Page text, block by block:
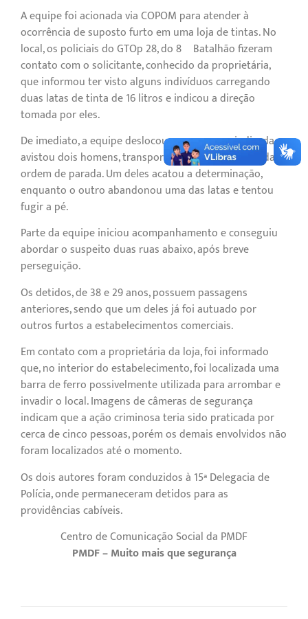
A equipe foi acionada via COPOM para atender à
ocorrência de suposto furto em uma loja de tintas. No
local, os policiais do GTOp 28, do 8º Batalhão fizeram
contato com o solicitante, conhecido da proprietária,
que informou ter visto alguns indivíduos carregando
duas latas de tinta de 16 litros e indicou a direção
tomada por eles.
De imediato, a equipe deslocou-se para a rua indicada e
avistou dois homens, transportando as latas. Foi dada
ordem de parada. Um deles acatou a determinação,
enquanto o outro abandonou uma das latas e tentou
fugir a pé.
Parte da equipe iniciou acompanhamento e conseguiu
abordar o suspeito duas ruas abaixo, após breve
perseguição.
Os detidos, de 38 e 29 anos, possuem passagens
anteriores, sendo que um deles já foi autuado por
outros furtos a estabelecimentos comerciais.
Em contato com a proprietária da loja, foi informado
que, no interior do estabelecimento, foi localizada uma
barra de ferro possivelmente utilizada para arrombar e
invadir o local. Imagens de câmeras de segurança
indicam que a ação criminosa teria sido praticada por
cerca de cinco pessoas, porém os demais envolvidos não
foram localizados até o momento.
Os dois autores foram conduzidos à 15ª Delegacia de
Polícia, onde permaneceram detidos para as
providências cabíveis.
Centro de Comunicação Social da PMDF
PMDF – Muito mais que segurança